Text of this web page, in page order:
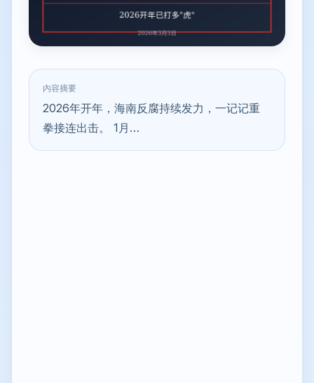
内容摘要
2026年开年，海南反腐持续发力，一记记重
拳接连出击。 1月…